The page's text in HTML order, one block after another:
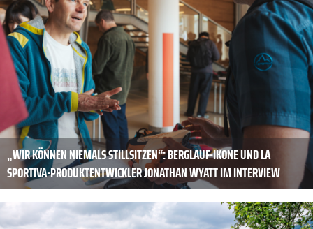
„WIR KÖNNEN NIEMALS STILLSITZEN“: BERGLAUF-IKONE UND LA
SPORTIVA-PRODUKTENTWICKLER JONATHAN WYATT IM INTERVIEW